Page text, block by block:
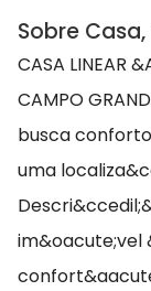
Sobre
CASA LINEAR
CAMPO
busca
uma
im&oacute;vel